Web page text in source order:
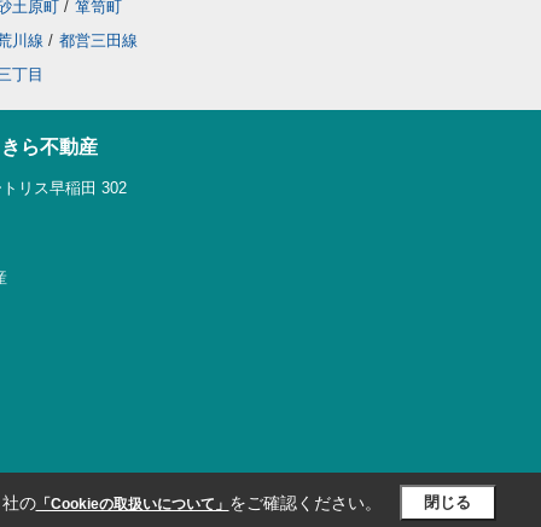
土原町 / 箪笥町
川線 / 都営三田線
丁目
ら不動産
リス早稲田 302
の「Cookieの取扱いについて」 をご確認ください。 閉じる